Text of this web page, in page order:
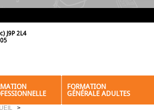
J9P 2L4
FORMATION
GÉNÉRALE ADULTES
>